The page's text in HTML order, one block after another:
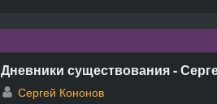
Дневники существования -
Сергей Кононов